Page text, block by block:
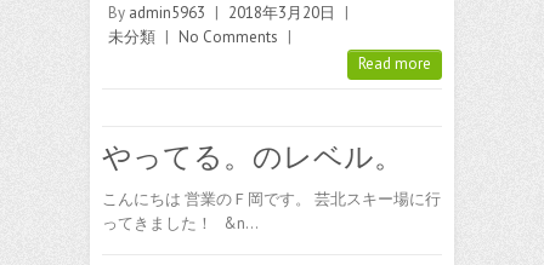
By admin5963 | 2018年3月20日
|
未分類 | No Comments |
Read more
やってる。のレベル。
こんにちは 営業のＦ岡です。 芸北スキー場に行
ってきました！ &n…